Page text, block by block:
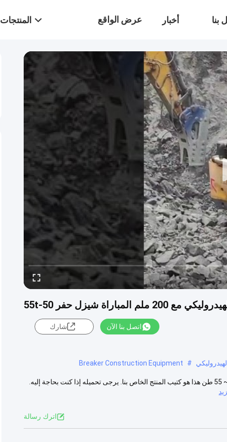
المنتجات عرض الواقع
الافتراضي
أخبار بنا
اتصل بنا الآن شارك
#
Breaker Construction Equipment
KS550 النوع الجانبي الكاسح الهيدروليكي قطر القصبة 200 مم مناسب حفر 50 ~ 55 طن هذا هو كتيب المنتج الخاص بنا. يرجى تحميله إذا كنت بحاجة إليه.
اترك رسالة